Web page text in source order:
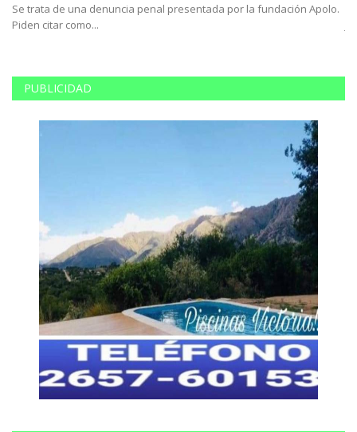
Se trata de una denuncia penal presentada por la fundación Apolo.
Piden citar como...
PUBLICIDAD